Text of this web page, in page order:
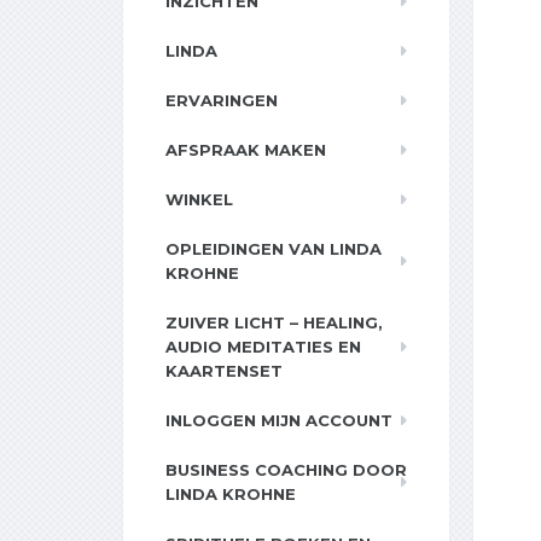
LINDA
ERVARINGEN
AFSPRAAK MAKEN
WINKEL
OPLEIDINGEN VAN LINDA
KROHNE
ZUIVER LICHT – HEALING,
AUDIO MEDITATIES EN
KAARTENSET
INLOGGEN MIJN ACCOUNT
BUSINESS COACHING DOOR
LINDA KROHNE